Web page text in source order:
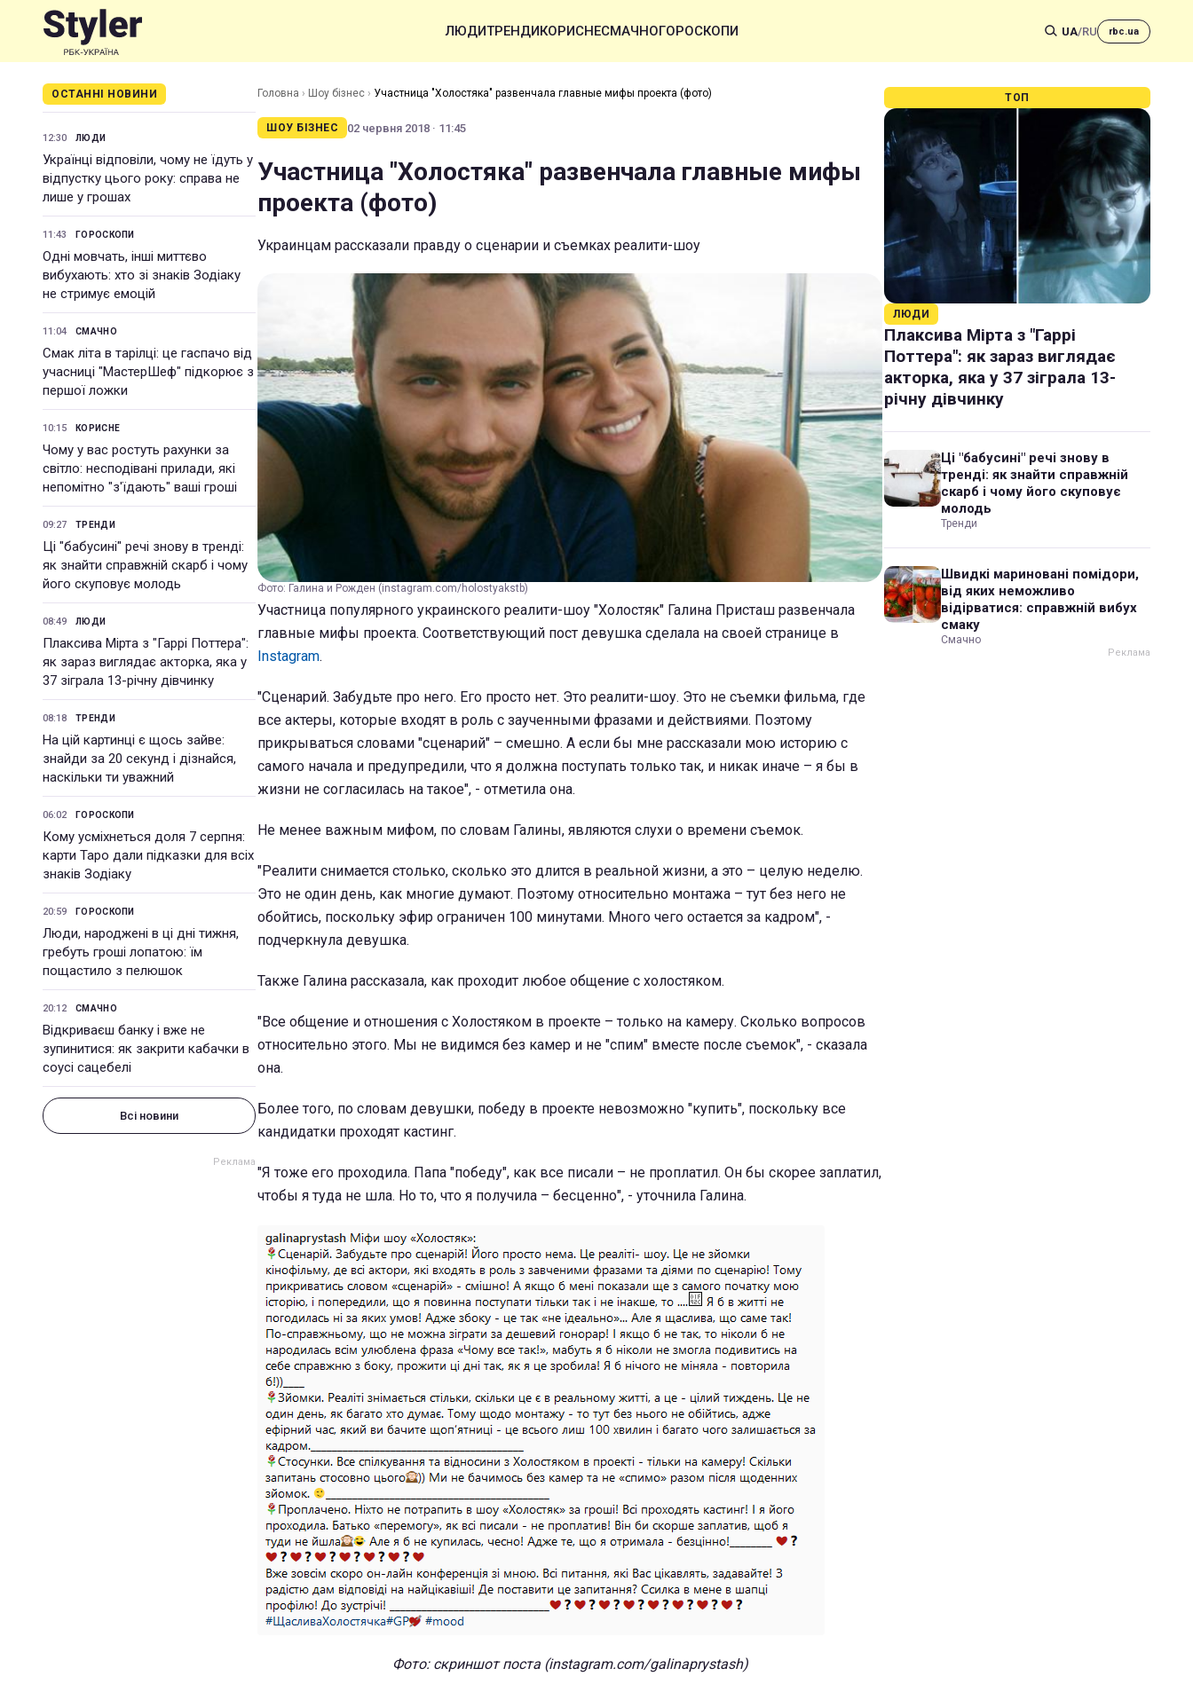
ЛЮДИТРЕНДИКОРИСНЕСМАЧНОГОРОСКОПИ UA/RU rbc.ua
ОСТАННІ НОВИНИ
12:30 ЛЮДИ
Українці відповіли, чому не їдуть у
відпустку цього року: справа не
лише у грошах
11:43 ГОРОСКОПИ
Одні мовчать, інші миттєво
вибухають: хто зі знаків Зодіаку
не стримує емоцій
11:04 СМАЧНО
Смак літа в тарілці: це гаспачо від
учасниці "МастерШеф" підкорює з
першої ложки
10:15 КОРИСНЕ
Чому у вас ростуть рахунки за
світло: несподівані прилади, які
непомітно "з'їдають" ваші гроші
09:27 ТРЕНДИ
Ці "бабусині" речі знову в тренді:
як знайти справжній скарб і чому
його скуповує молодь
08:49 ЛЮДИ
Плаксива Мірта з "Гаррі Поттера":
як зараз виглядає акторка, яка у
37 зіграла 13-річну дівчинку
08:18 ТРЕНДИ
На цій картинці є щось зайве:
знайди за 20 секунд і дізнайся,
наскільки ти уважний
06:02 ГОРОСКОПИ
Кому усміхнеться доля 7 серпня:
карти Таро дали підказки для всіх
знаків Зодіаку
20:59 ГОРОСКОПИ
Люди, народжені в ці дні тижня,
гребуть гроші лопатою: їм
пощастило з пелюшок
20:12 СМАЧНО
Відкриваєш банку і вже не
зупинитися: як закрити кабачки в
соусі сацебелі
Всі новини
Головна › Шоу бізнес › Участница "Холостяка" развенчала главные мифы проекта (фото)
ШОУ БІЗНЕС 02 червня 2018 · 11:45
Участница "Холостяка" развенчала главные мифы
проекта (фото)
Украинцам рассказали правду о сценарии и съемках реалити-шоу
Фото: Галина и Рожден (instagram.com/holostyakstb)
Участница популярного украинского реалити-шоу "Холостяк" Галина Присташ развенчала
главные мифы проекта. Соответствующий пост девушка сделала на своей странице в
Instagram.
"Сценарий. Забудьте про него. Его просто нет. Это реалити-шоу. Это не съемки фильма, где
все актеры, которые входят в роль с заученными фразами и действиями. Поэтому
прикрываться словами "сценарий" – смешно. А если бы мне рассказали мою историю с
самого начала и предупредили, что я должна поступать только так, и никак иначе – я бы в
жизни не согласилась на такое", - отметила она.
Не менее важным мифом, по словам Галины, являются слухи о времени съемок.
"Реалити снимается столько, сколько это длится в реальной жизни, а это – целую неделю.
Это не один день, как многие думают. Поэтому относительно монтажа – тут без него не
обойтись, поскольку эфир ограничен 100 минутами. Много чего остается за кадром", -
подчеркнула девушка.
Также Галина рассказала, как проходит любое общение с холостяком.
"Все общение и отношения с Холостяком в проекте – только на камеру. Сколько вопросов
относительно этого. Мы не видимся без камер и не "спим" вместе после съемок", - сказала
она.
Более того, по словам девушки, победу в проекте невозможно "купить", поскольку все
кандидатки проходят кастинг.
"Я тоже его проходила. Папа "победу", как все писали – не проплатил. Он бы скорее заплатил,
чтобы я туда не шла. Но то, что я получила – бесценно", - уточнила Галина.
Фото: скриншот поста (instagram.com/galinaprystash)
ТОП
ЛЮДИ
Плаксива Мірта з "Гаррі
Поттера": як зараз виглядає
акторка, яка у 37 зіграла 13-
річну дівчинку
Ці "бабусині" речі знову в
тренді: як знайти справжній
скарб і чому його скуповує
молодь
Тренди
Швидкі мариновані помідори,
від яких неможливо
відірватися: справжній вибух
смаку
Смачно